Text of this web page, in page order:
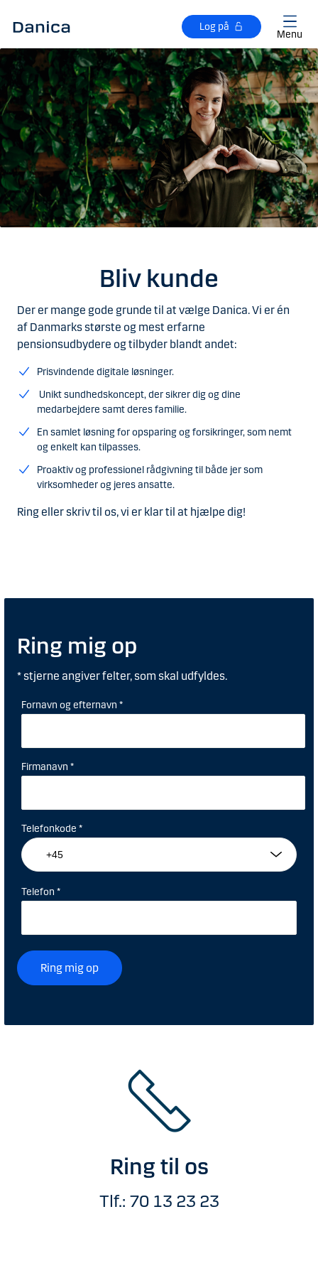
Log på
Menu
Bliv kunde
Der er mange gode grunde til at vælge Danica. Vi er én
af Danmarks største og mest erfarne
pensionsudbydere og tilbyder blandt andet:
Prisvindende digitale løsninger.
Unikt sundhedskoncept, der sikrer dig og dine
medarbejdere samt deres familie.
En samlet løsning for opsparing og forsikringer, som nemt
og enkelt kan tilpasses.
Proaktiv og professionel rådgivning til både jer som
virksomheder og jeres ansatte.
Ring eller skriv til os, vi er klar til at hjælpe dig!
Ring mig op
* stjerne angiver felter, som skal udfyldes.
Fornavn og efternavn *
Firmanavn *
Telefonkode *
Telefon *
Ring mig op
Ring til os
Tlf.: 70 13 23 23